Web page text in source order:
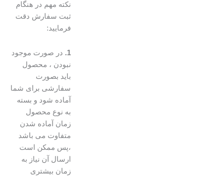
نکته مهم در هنگام
ثبت سفارش دقت
فرمایید:
در صورت موجود
نبودن ، محصول
باید بصورت
سفارشی برای شما
آماده شود و بسته
به نوع محصول
زمان آماده شدن
متفاوت می باشد
،پس ممکن است
ارسال آن نیاز به
زمان بیشتری